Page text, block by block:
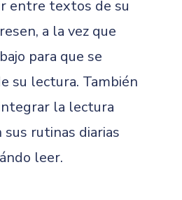
entre textos de su
a la vez que
para que se
su lectura. También
la lectura
rutinas diarias
leer.